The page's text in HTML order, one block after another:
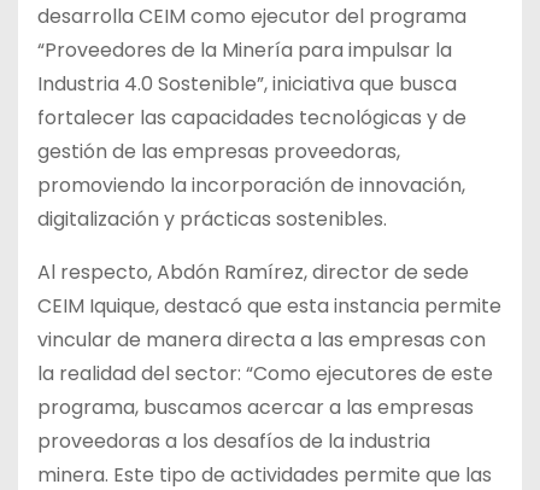
desarrolla CEIM como ejecutor del programa
“Proveedores de la Minería para impulsar la
Industria 4.0 Sostenible”, iniciativa que busca
fortalecer las capacidades tecnológicas y de
gestión de las empresas proveedoras,
promoviendo la incorporación de innovación,
digitalización y prácticas sostenibles.
Al respecto, Abdón Ramírez, director de sede
CEIM Iquique, destacó que esta instancia permite
vincular de manera directa a las empresas con
la realidad del sector: “Como ejecutores de este
programa, buscamos acercar a las empresas
proveedoras a los desafíos de la industria
minera. Este tipo de actividades permite que las